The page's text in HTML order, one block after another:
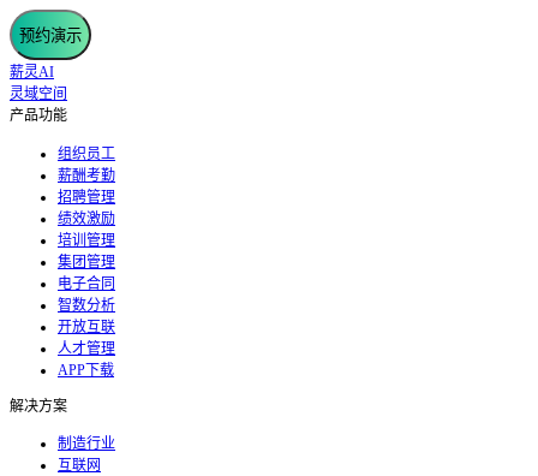
预约演示
薪灵AI
灵域空间
产品功能
组织员工
薪酬考勤
招聘管理
绩效激励
培训管理
集团管理
电子合同
智数分析
开放互联
人才管理
APP下载
解决方案
制造行业
互联网